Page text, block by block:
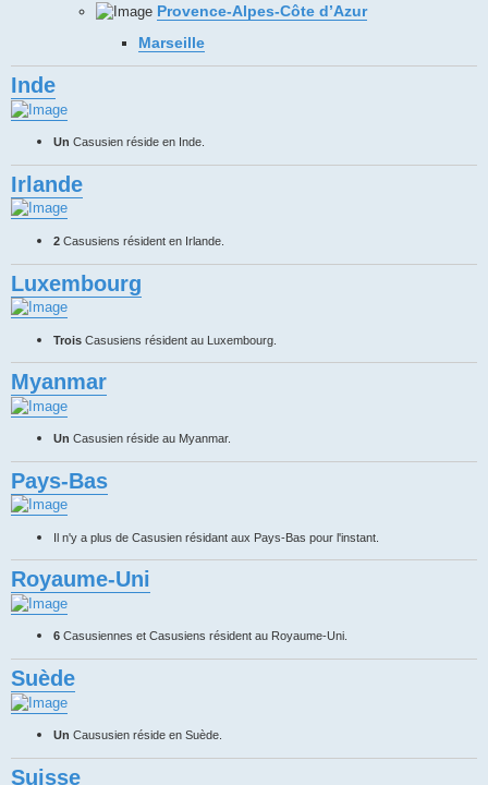
Provence-Alpes-Côte d’Azur
Marseille
Inde
Un Casusien réside en Inde.
Irlande
2 Casusiens résident en Irlande.
Luxembourg
Trois Casusiens résident au Luxembourg.
Myanmar
Un Casusien réside au Myanmar.
Pays-Bas
Il n'y a plus de Casusien résidant aux Pays-Bas pour l'instant.
Royaume-Uni
6 Casusiennes et Casusiens résident au Royaume-Uni.
Suède
Un Caususien réside en Suède.
Suisse